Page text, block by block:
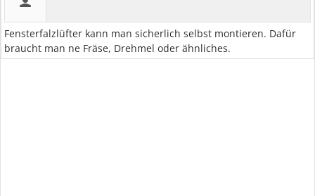
Fensterfalzlüfter kann man sicherlich selbst montieren. Dafür
braucht man ne Fräse, Drehmel oder ähnliches.